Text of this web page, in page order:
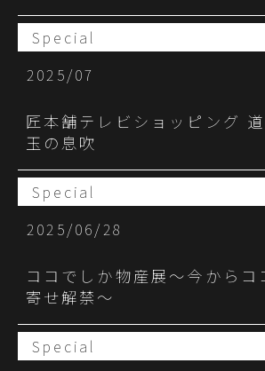
Special
2025/07
匠本舗テレビショッピング
⽟の息吹
Special
2025/06/28
ココでしか物産展〜今からコ
寄せ解禁〜
Special